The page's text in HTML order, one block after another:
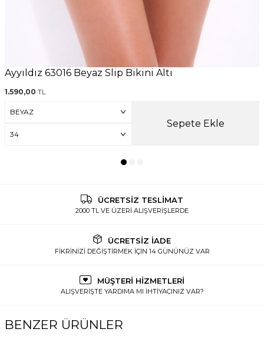
Ayyıldız 63016 Beyaz Slip Bikini Altı
1.590,00 TL
Sepete Ekle
ÜCRETSİZ TESLİMAT
2000 TL VE ÜZERİ ALIŞVERİŞLERDE
ÜCRETSİZ İADE
FİKRİNİZİ DEĞİŞTİRMEK İÇİN 14 GÜNÜNÜZ VAR
MÜŞTERİ HİZMETLERİ
ALIŞVERİŞTE YARDIMA MI İHTİYACINIZ VAR?
BENZER ÜRÜNLER